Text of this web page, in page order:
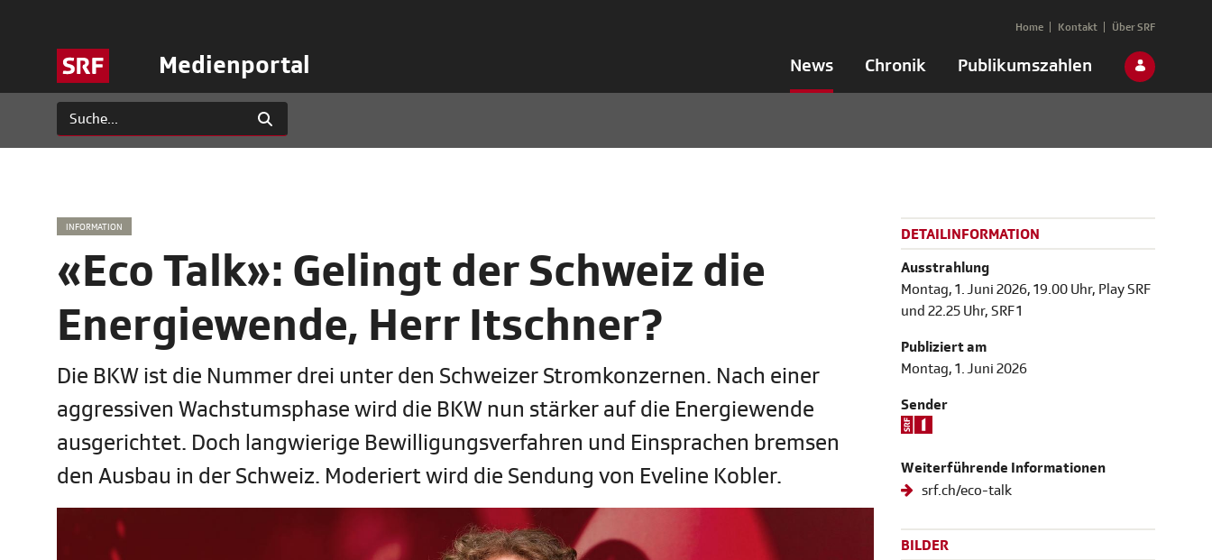
Medienportal News Chronik Publikumszahlen
Home Kontakt Über SRF
INFORMATION
«Eco Talk»: Gelingt der Schweiz die
Energiewende, Herr Itschner?
Die BKW ist die Nummer drei unter den Schweizer Stromkonzernen. Nach einer
aggressiven Wachstumsphase wird die BKW nun stärker auf die Energiewende
ausgerichtet. Doch langwierige Bewilligungsverfahren und Einsprachen bremsen
den Ausbau in der Schweiz. Moderiert wird die Sendung von Eveline Kobler.
DETAILINFORMATION
Ausstrahlung
Montag, 1. Juni 2026, 19.00 Uhr, Play SRF
und 22.25 Uhr, SRF 1
Publiziert am
Montag, 1. Juni 2026
Sender
Weiterführende Informationen
srf.ch/eco-talk
BILDER